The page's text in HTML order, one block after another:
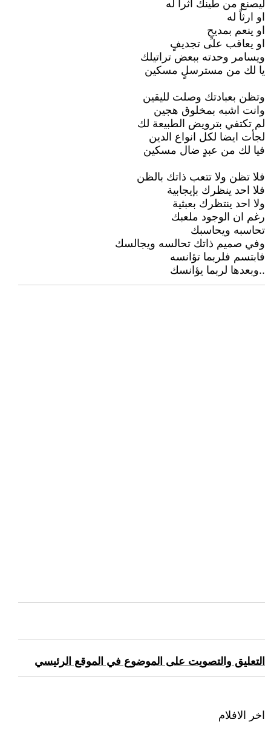
ليصنع من طينك اثرا له
او ارثاً له
او ينعم بمديحٍ
او يعاقب على تجديفٍ
ويسامر وحدته ببعض تراتيلك
يا لك من مسترسلٍ مسكين
وتظن بعبادتك وصلت لليقين
وانت اشبه بمخلوق هجين
لم تكتفي بترويض الطبيعة لك
لجأت ايضا لكل انواع الدين
فيا لك من عبدٍ ضال مسكين
فلا تظن ولا تتعب ذاتك بالظن
فلا احد ينظرك بإيجابية
ولا احد ينتظرك بعبثية
رغم ان الوجود ملعبك
تحاسبه ويحاسبك
وفي صميم ذاتك تحالسه ويجالسك
فابتسم فلربما تؤانسه
..وبعدها لربما يؤانسك
التعليق والتصويت على الموضوع في الموقع الرئيسي
اخر الافلام